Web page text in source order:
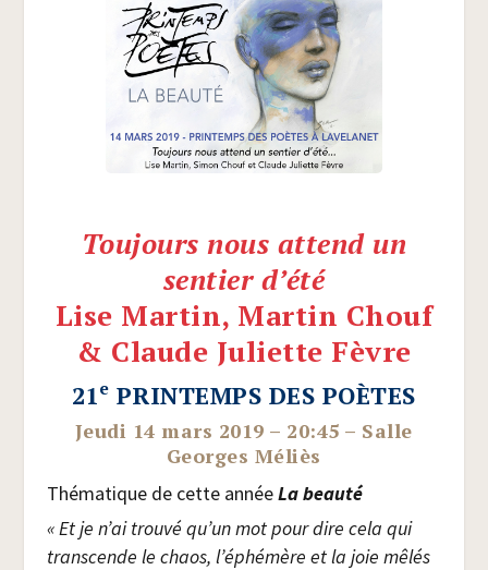
Toujours nous attend un
sentier d’été
Lise Martin, Martin Chouf
& Claude Juliette Fèvre
21e PRINTEMPS DES POÈTES
Jeudi 14 mars 2019 – 20:45 – Salle
Georges Méliès
Thé­ma­tique de cette annéeLa beau­té
« Et je n’ai trou­vé qu’un mot pour dire cela qui
trans­cende le chaos, l’éphémère et la joie mêlés